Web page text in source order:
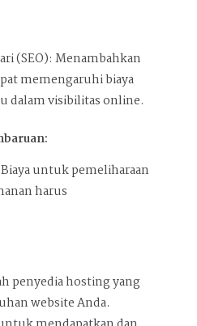
(SEO): Menambahkan
memengaruhi biaya
dalam visibilitas online.
untuk pemeliharaan
harus
penyedia hosting yang
website Anda.